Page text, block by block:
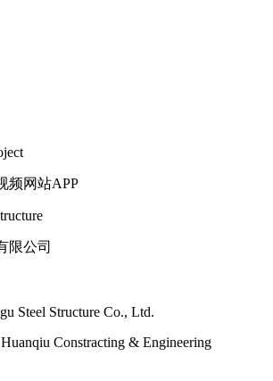
网站APP
公司
Steel Structure Co., Ltd.
Constracting & Engineering